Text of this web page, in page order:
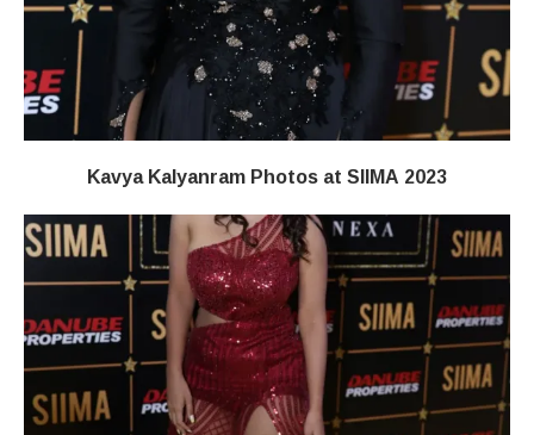
Kavya Kalyanram Photos at SIIMA 2023